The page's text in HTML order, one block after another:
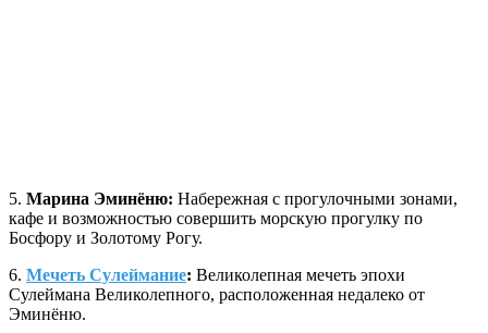
5. Марина Эминёню: Набережная с прогулочными зонами,
кафе и возможностью совершить морскую прогулку по
Босфору и Золотому Рогу.
6. Мечеть Сулеймание: Великолепная мечеть эпохи
Сулеймана Великолепного, расположенная недалеко от
Эминёню.